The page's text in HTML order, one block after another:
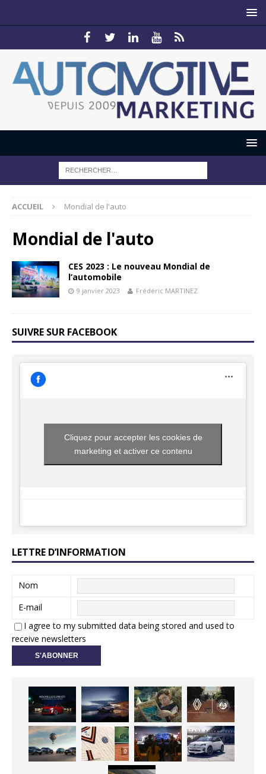
ACCUEIL Mondial de l'auto
Mondial de l'auto
CES 2023 : Le nouveau Mondial de
l’automobile
9 janvier 2023 Frédéric MARTINEZ
SUIVRE SUR FACEBOOK
Cliquez pour accepter les cookies de
marketing et activer ce contenu
LETTRE D’INFORMATION
Nom
E-mail
I agree to my submitted data being stored and used to
receive newsletters